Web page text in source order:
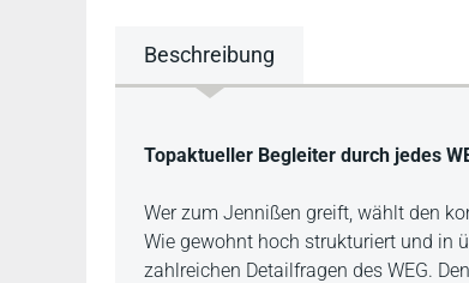
Beschreibung
Beschreibung
Topaktueller Begleiter durch jedes
Wer zum Jennißen greift, wählt den
Wie gewohnt hoch strukturiert und in
zahlreichen Detailfragen des WEG.